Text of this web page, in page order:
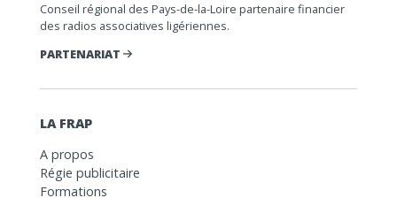
Conseil régional des Pays-de-la-Loire partenaire financier
des radios associatives ligériennes.
PARTENARIAT
LA FRAP
A propos
Régie publicitaire
Formations